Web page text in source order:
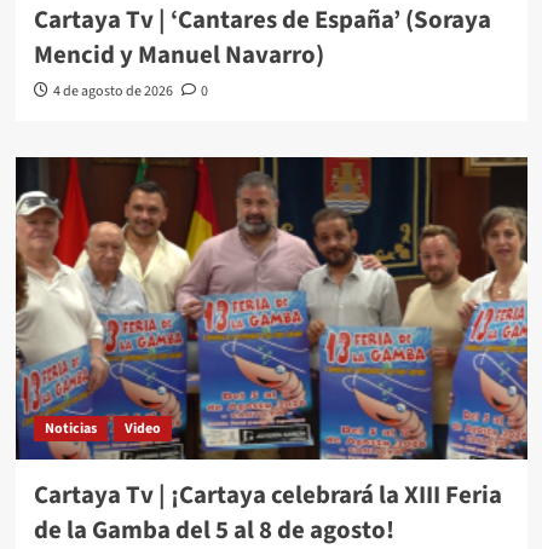
Cartaya Tv | ‘Cantares de España’ (Soraya
Mencid y Manuel Navarro)
4 de agosto de 2026 0
Noticias Video
Cartaya Tv | ¡Cartaya celebrará la XIII Feria
de la Gamba del 5 al 8 de agosto!